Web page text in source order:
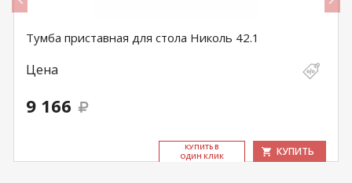
Тумба приставная для стола Николь 42.1
Цена
9 166
КУ­ПИТЬ В
ОДИН КЛИК
КУПИТЬ